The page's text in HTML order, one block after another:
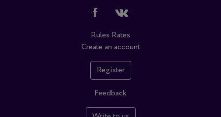
Rules Rates
Create an account
Register
Feedback